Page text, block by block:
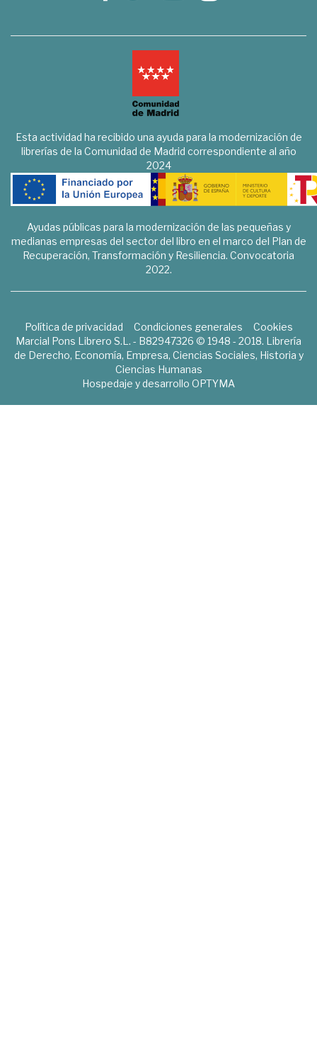
Esta actividad ha recibido una ayuda para la modernización de
librerías de la Comunidad de Madrid correspondiente al año
2024
Ayudas públicas para la modernización de las pequeñas y
medianas empresas del sector del libro en el marco del Plan de
Recuperación, Transformación y Resiliencia. Convocatoria
2022.
Política de privacidad Condiciones generales
Cookies
Marcial Pons Librero S.L. - B82947326 © 1948 - 2018. Librería
de Derecho, Economía, Empresa, Ciencias Sociales, Historia y
Ciencias Humanas
Hospedaje y desarrollo OPTYMA